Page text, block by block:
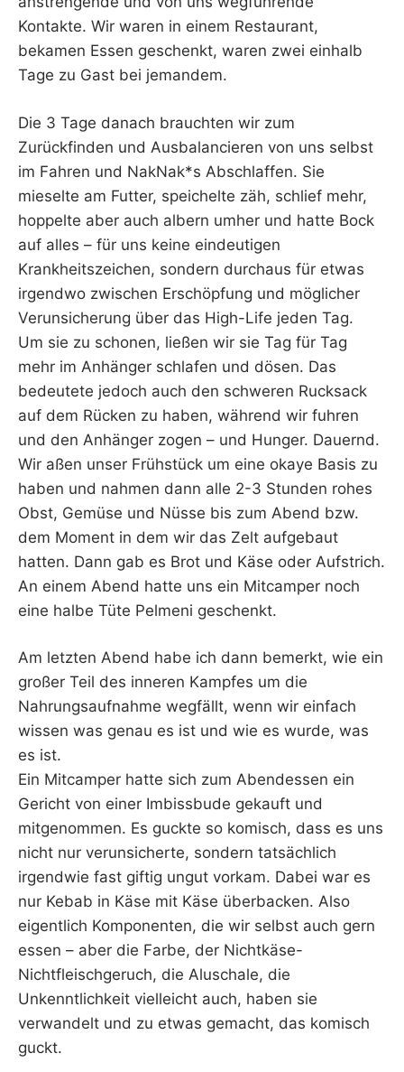
Kontakte. Wir waren in einem Restaurant,
bekamen Essen geschenkt, waren zwei einhalb
Tage zu Gast bei jemandem.
Die 3 Tage danach brauchten wir zum
Zurückfinden und Ausbalancieren von uns selbst
im Fahren und NakNak*s Abschlaffen. Sie
mieselte am Futter, speichelte zäh, schlief mehr,
hoppelte aber auch albern umher und hatte Bock
auf alles – für uns keine eindeutigen
Krankheitszeichen, sondern durchaus für etwas
irgendwo zwischen Erschöpfung und möglicher
Verunsicherung über das High-Life jeden Tag.
Um sie zu schonen, ließen wir sie Tag für Tag
mehr im Anhänger schlafen und dösen. Das
bedeutete jedoch auch den schweren Rucksack
auf dem Rücken zu haben, während wir fuhren
und den Anhänger zogen – und Hunger. Dauernd.
Wir aßen unser Frühstück um eine okaye Basis zu
haben und nahmen dann alle 2-3 Stunden rohes
Obst, Gemüse und Nüsse bis zum Abend bzw.
dem Moment in dem wir das Zelt aufgebaut
hatten. Dann gab es Brot und Käse oder Aufstrich.
An einem Abend hatte uns ein Mitcamper noch
eine halbe Tüte Pelmeni geschenkt.
Am letzten Abend habe ich dann bemerkt, wie ein
großer Teil des inneren Kampfes um die
Nahrungsaufnahme wegfällt, wenn wir einfach
wissen was genau es ist und wie es wurde, was
es ist.
Ein Mitcamper hatte sich zum Abendessen ein
Gericht von einer Imbissbude gekauft und
mitgenommen. Es guckte so komisch, dass es uns
nicht nur verunsicherte, sondern tatsächlich
irgendwie fast giftig ungut vorkam. Dabei war es
nur Kebab in Käse mit Käse überbacken. Also
eigentlich Komponenten, die wir selbst auch gern
essen – aber die Farbe, der Nichtkäse-
Nichtfleischgeruch, die Aluschale, die
Unkenntlichkeit vielleicht auch, haben sie
verwandelt und zu etwas gemacht, das komisch
guckt.